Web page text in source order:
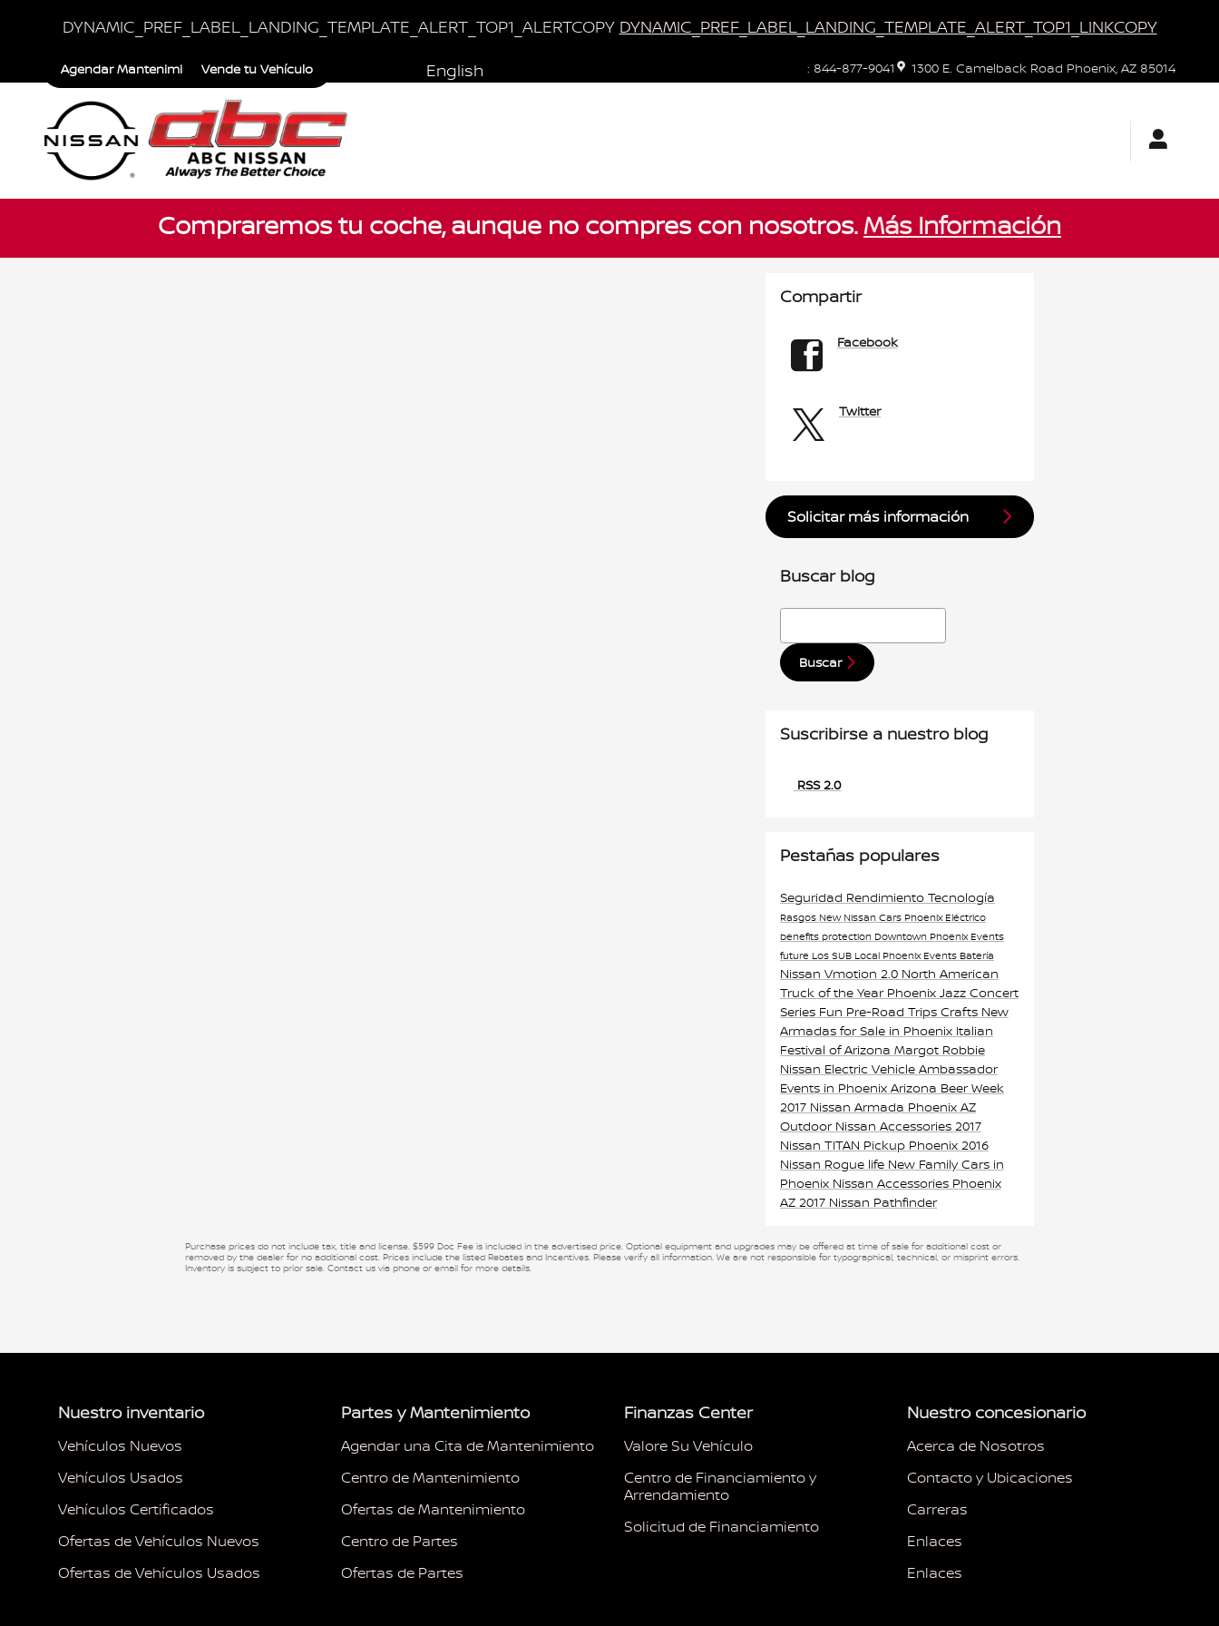
DYNAMIC_PREF_LABEL_LANDING_TEMPLATE_ALERT_TOP1_ALERTCOPY DYNAMIC_PREF_LABEL_LANDING_TEMPLATE_ALERT_TOP1_LINKCOPY
: 844-877-9041 1300 E. Camelback Road Phoenix, AZ 85014
English
Agendar MantenimientoVende tu Vehículo
Compraremos tu coche, aunque no compres con nosotros.Más Información
Compartir
Facebook
Twitter
Solicitar más información
Buscar blog
Buscar blog
Buscar
Suscribirse a nuestro blog
RSS 2.0
Pestañas populares
Seguridad Rendimiento Tecnología
Rasgos New Nissan Cars Phoenix Eléctrico
benefits protection Downtown Phoenix Events
future Los SUB Local Phoenix Events Batería
Nissan Vmotion 2.0 North American
Truck of the Year Phoenix Jazz Concert
Series Fun Pre-Road Trips Crafts New
Armadas for Sale in Phoenix Italian
Festival of Arizona Margot Robbie
Nissan Electric Vehicle Ambassador
Events in Phoenix Arizona Beer Week
2017 Nissan Armada Phoenix AZ
Outdoor Nissan Accessories 2017
Nissan TITAN Pickup Phoenix 2016
Nissan Rogue life New Family Cars in
Phoenix Nissan Accessories Phoenix
AZ 2017 Nissan Pathfinder
Purchase prices do not include tax, title and license. $599 Doc Fee is included in the advertised price. Optional equipment and upgrades may be offered at time of sale for additional cost or
removed by the dealer for no additional cost. Prices include the listed Rebates and Incentives. Please verify all information. We are not responsible for typographical, technical, or misprint errors.
Inventory is subject to prior sale. Contact us via phone or email for more details.
Nuestro inventario
Vehículos Nuevos
Vehículos Usados
Vehículos Certificados
Ofertas de Vehículos Nuevos
Ofertas de Vehículos Usados
Partes y Mantenimiento
Agendar una Cita de Mantenimiento
Centro de Mantenimiento
Ofertas de Mantenimiento
Centro de Partes
Ofertas de Partes
Finanzas Center
Valore Su Vehículo
Centro de Financiamiento y
Arrendamiento
Solicitud de Financiamiento
Nuestro concesionario
Acerca de Nosotros
Contacto y Ubicaciones
Carreras
Enlaces
Enlaces